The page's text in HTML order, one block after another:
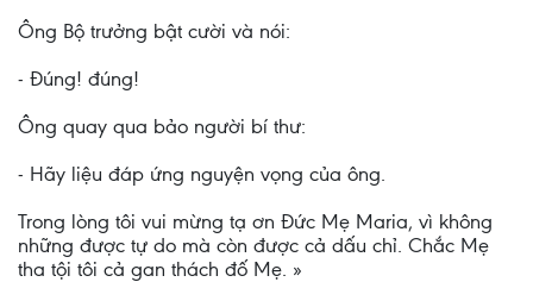
Ông Bộ trưởng bật cười và nói:
- Ðúng! đúng!
Ông quay qua bảo người bí thư:
- Hãy liệu đáp ứng nguyện vọng của ông.
Trong lòng tôi vui mừng tạ ơn Ðức Mẹ Maria, vì không
những được tự do mà còn được cả dấu chỉ. Chắc Mẹ
tha tội tôi cả gan thách đố Mẹ. »